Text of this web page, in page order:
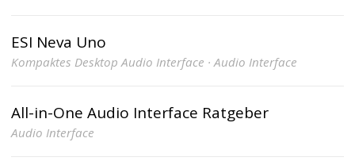
ESI Neva Uno
Kompaktes Desktop Audio Interface · Audio Interface
All-in-One Audio Interface Ratgeber
Audio Interface